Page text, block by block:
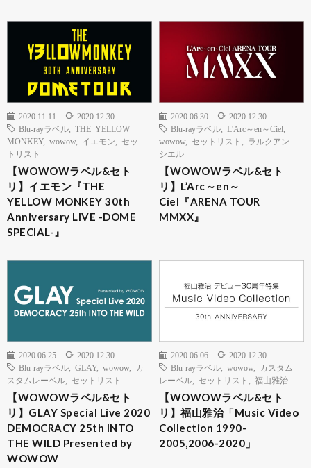
2020.11.11
2020.12.30
Blu-rayラベル
THE YELLOW
MONKEY, wowow, イエモン
セッ
トリスト
【WOWOWラベル&セト
リ】イエモン『THE
YELLOW MONKEY 30th
Anniversary LIVE -DOME
SPECIAL-』
2020.06.30
2020.12.30
Blu-rayラベル
L'Arc～en～Ciel
wowow, セットリスト
ラルクアン
シエル
【WOWOWラベル&セト
リ】L’Arc～en～
Ciel『ARENA TOUR
MMXX』
2020.06.25
2020.12.30
Blu-rayラベル
GLAY, wowow, カ
スタムレーベル
セットリスト
【WOWOWラベル&セト
リ】GLAY Special Live 2020
DEMOCRACY 25th INTO
THE WILD Presented by
WOWOW
2020.06.06
2020.12.30
Blu-rayラベル
wowow, カスタム
レーベル
セットリスト 福山雅治
【WOWOWラベル&セト
リ】福山雅治「Music Video
Collection 1990-
2005,2006-2020」